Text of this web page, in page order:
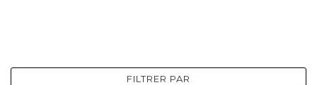
FILTRER PAR